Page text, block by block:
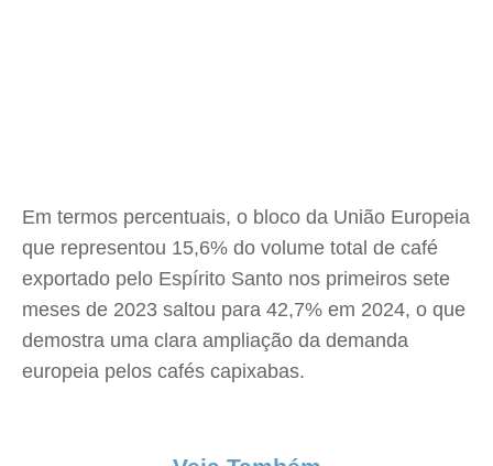
Em termos percentuais, o bloco da União Europeia
que representou 15,6% do volume total de café
exportado pelo Espírito Santo nos primeiros sete
meses de 2023 saltou para 42,7% em 2024, o que
demostra uma clara ampliação da demanda
europeia pelos cafés capixabas.